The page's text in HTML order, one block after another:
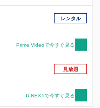
レンタル
Prime Videoで今すぐ見る
見放題
U-NEXTで今すぐ見る